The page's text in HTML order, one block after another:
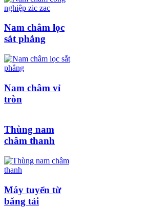
Nam châm lọc
sắt phẳng
Nam châm vỉ
tròn
Thùng nam
châm thanh
Máy tuyển từ
băng tải